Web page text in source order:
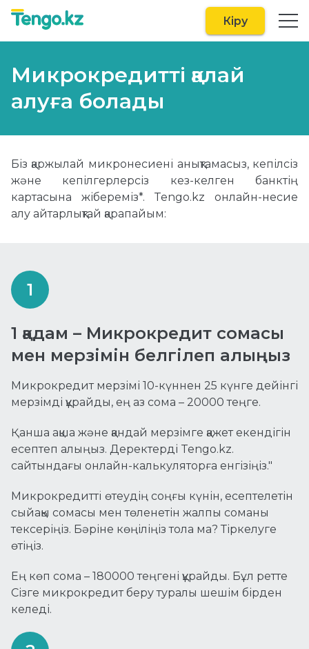
Кіру
Микрокредиттi қалай
алуға болады
Біз қаржылай микронесиенi анықтамасыз, кепілсіз
және кепілгерлерсіз кез-келген банктің
картасына жібереміз*. Tengo.kz онлайн-несие
алу айтарлықтай қарапайым:
1 қадам – Микрокредит сомасы
мен мерзімін белгілеп алыңыз
Микрокредит мерзімі 10-күннен 25 күнге дейінгі
мерзімді құрайды, ең аз сома – 20000 теңге.
Қанша ақша және қандай мерзімге қажет екендігін
есептеп алыңыз. Деректерді Tengo.kz.
сайтындағы онлайн-калькуляторға енгізіңіз."
Микрокредиттi өтеудің соңғы күнін, есептелетін
сыйақы сомасы мен төленетін жалпы соманы
тексеріңіз. Бәріне көңіліңіз тола ма? Тіркелуге
өтіңіз.
Ең көп сома – 180000 теңгені құрайды. Бұл ретте
Сізге микрокредит беру туралы шешім бірден
келеді.